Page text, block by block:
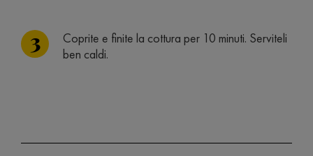
Coprite e finite la cottura per 10 minuti. Serviteli
ben caldi.